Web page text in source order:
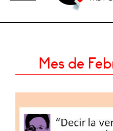
Mes de